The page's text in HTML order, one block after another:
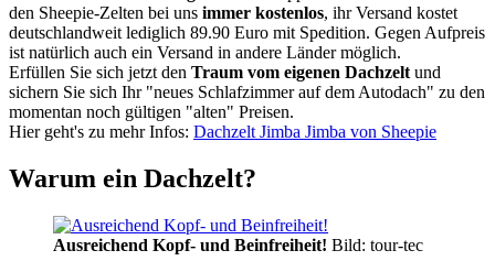
den Sheepie-Zelten bei uns immer kostenlos, ihr Versand kostet
deutschlandweit lediglich 89.90 Euro mit Spedition. Gegen Aufpreis
ist natürlich auch ein Versand in andere Länder möglich.
Erfüllen Sie sich jetzt den Traum vom eigenen Dachzelt und
sichern Sie sich Ihr "neues Schlafzimmer auf dem Autodach" zu den
momentan noch gültigen "alten" Preisen.
Hier geht's zu mehr Infos: Dachzelt Jimba Jimba von Sheepie
Warum ein Dachzelt?
Ausreichend Kopf- und Beinfreiheit! Bild: tour-tec